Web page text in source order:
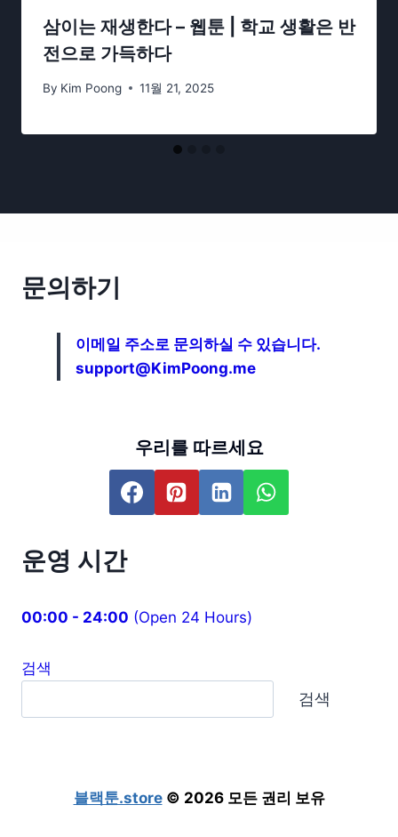
삼이는 재생한다 – 웹툰 | 학교 생활은 반
전으로 가득하다
By Kim Poong 11월 21, 2025
문의하기
이메일 주소로 문의하실 수 있습니다.
support@KimPoong.me
우리를 따르세요
운영 시간
00:00 - 24:00 (Open 24 Hours)
검색
검색
블랙툰.store© 2026 모든 권리 보유